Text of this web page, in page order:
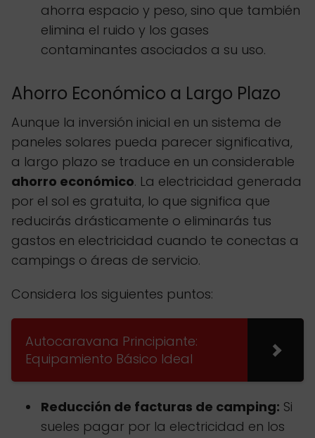
ahorra espacio y peso, sino que también
elimina el ruido y los gases
contaminantes asociados a su uso.
Ahorro Económico a Largo Plazo
Aunque la inversión inicial en un sistema de
paneles solares pueda parecer significativa,
a largo plazo se traduce en un considerable
ahorro económico. La electricidad generada
por el sol es gratuita, lo que significa que
reducirás drásticamente o eliminarás tus
gastos en electricidad cuando te conectas a
campings o áreas de servicio.
Considera los siguientes puntos:
Autocaravana Principiante:
Equipamiento Básico Ideal
Reducción de facturas de camping: Si
sueles pagar por la electricidad en los